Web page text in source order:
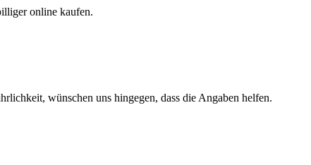
online kaufen.
wünschen uns hingegen, dass die Angaben helfen.